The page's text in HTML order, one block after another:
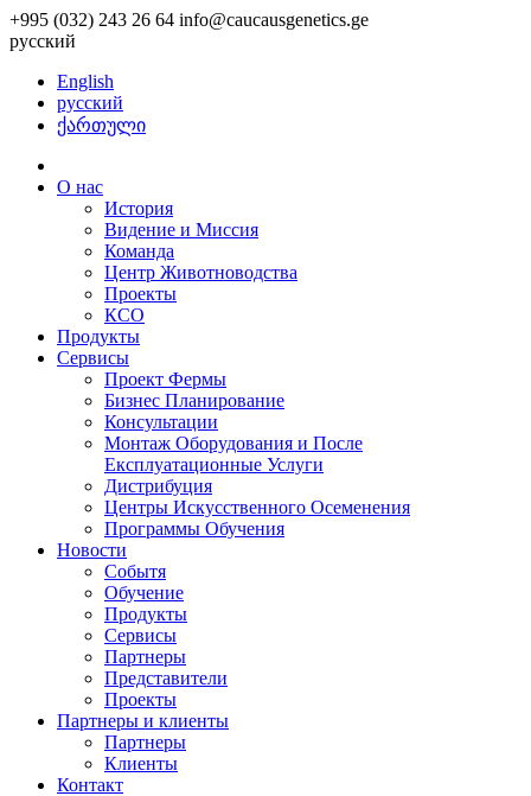
+995 (032) 243 26 64 info@caucausgenetics.ge
русский
English
русский
ქართული
О нас
История
Видение и Миссия
Команда
Центр Животноводства
Проекты
КCО
Продукты
Сервисы
Проект Фермы
Бизнес Планирование
Консультации
Монтаж Оборудования и После
Експлуатационные Услуги
Дистрибуция
Центры Искусственного Осеменения
Программы Обучения
Новости
Событя
Обучение
Продукты
Сервисы
Партнеры
Представители
Проекты
Партнеры и клиенты
Партнеры
Клиенты
Контакт